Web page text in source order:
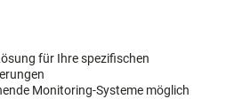
für Ihre spezifischen
Monitoring-Systeme möglich